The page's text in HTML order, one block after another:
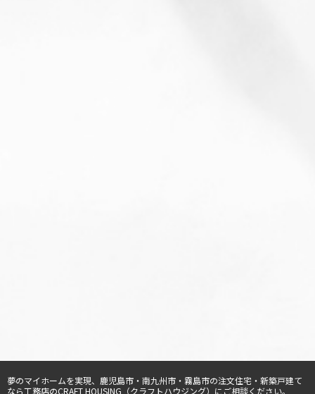
夢のマイホームを実現、 鹿児島市・南九州市・霧島市の注文住宅・新築戸建て
なら工務店のCRAFT HOUSING（クラフトハウジング） にご相談ください。